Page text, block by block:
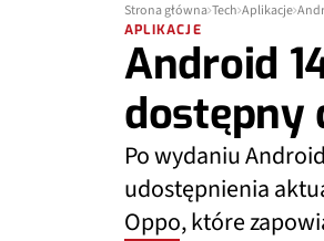
Strona główna Tech Aplikacje
APLIKACJE
Android
dostępny
Po wydaniu
udostępnienia
Oppo, które